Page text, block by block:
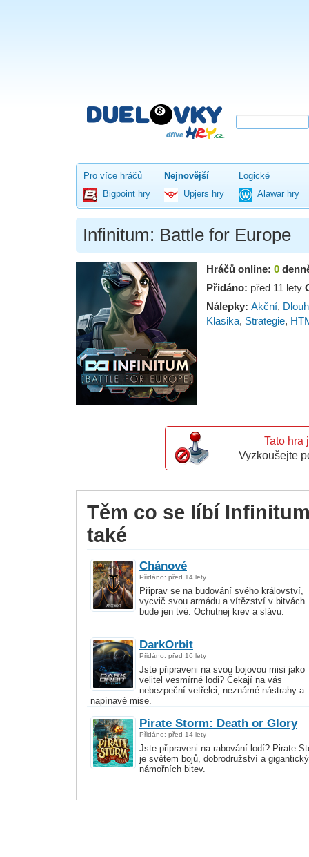
Pro více hráčů Nejnovější
Logické
Bigpoint hry
Upjers hry Alawar hry
Infinitum: Battle for Europe
Hráčů online: 0
Přidáno: před 11 lety
Nálepky: Akční,
Klasika, Strategie,
Tato hra
Vyzkoušejte
Těm co se líbí
také
Chánové
Přidáno: před 14 lety
Připrav se na budování svého království,
vycvič svou armádu a vítězství v bitvách
bude jen tvé. Ochutnej krev a slávu.
DarkOrbit
Přidáno: před 16 lety
Jste připraveni na svou bojovou misi jako
velitel vesmírné lodi? Čekají na vás
nebezpeční vetřelci, neznámé nástrahy a
napínavé mise.
Pirate Storm: Death or Glory
Přidáno: před 14 lety
Jste připraveni na rabování lodí? Pirate
je světem bojů, dobrodružství a
námořních bitev.